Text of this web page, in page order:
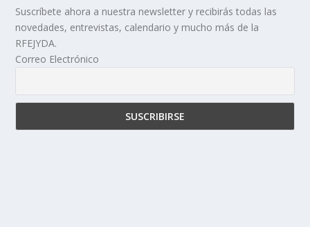
Suscríbete ahora a nuestra newsletter y recibirás todas las
novedades, entrevistas, calendario y mucho más de la
RFEJYDA.
Correo Electrónico